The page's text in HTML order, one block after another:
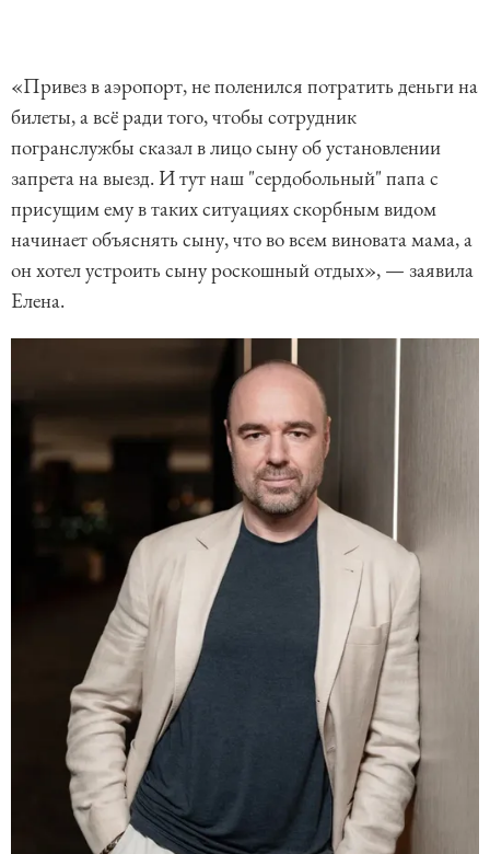
«Привез в аэропорт, не поленился потратить деньги на
билеты, а всё ради того, чтобы сотрудник
погранслужбы сказал в лицо сыну об установлении
запрета на выезд. И тут наш "сердобольный" папа с
присущим ему в таких ситуациях скорбным видом
начинает объяснять сыну, что во всем виновата мама, а
он хотел устроить сыну роскошный отдых», — заявила
Елена.